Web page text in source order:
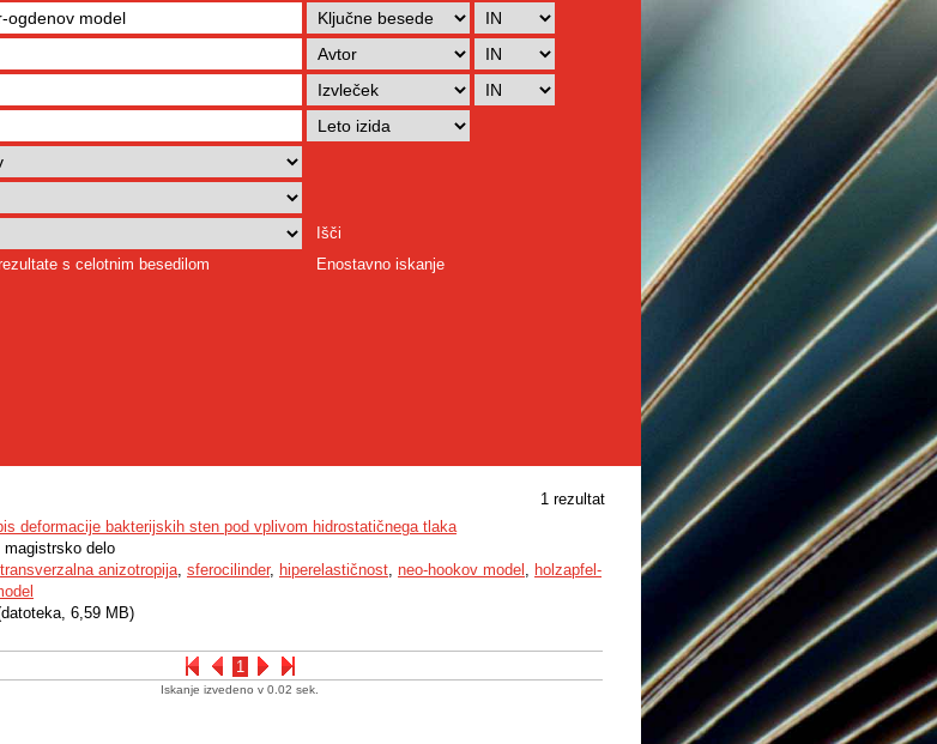
Išči
s celotnim besedilom
Enostavno iskanje
1 rezultat
1
deformacije bakterijskih sten pod vplivom hidrostatičnega tlaka
magistrsko delo
transverzalna anizotropija, sferocilinder, hiperelastičnost, neo-hookov model , holzapfel-
6,59 MB)
Iskanje izvedeno v 0.02 sek.